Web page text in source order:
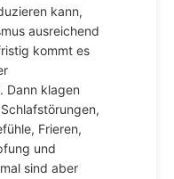
kann,
ausreichend
kommt es
Dann klagen
Frieren,
und
sind aber